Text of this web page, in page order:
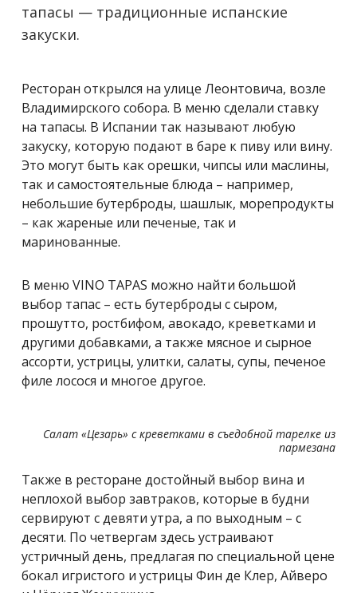
тапасы — традиционные испанские
закуски.
Ресторан открылся на улице Леонтовича, возле
Владимирского собора. В меню сделали ставку
на тапасы. В Испании так называют любую
закуску, которую подают в баре к пиву или вину.
Это могут быть как орешки, чипсы или маслины,
так и самостоятельные блюда – например,
небольшие бутерброды, шашлык, морепродукты
– как жареные или печеные, так и
маринованные.
В меню VINO TAPAS можно найти большой
выбор тапас – есть бутерброды с сыром,
прошутто, ростбифом, авокадо, креветками и
другими добавками, а также мясное и сырное
ассорти, устрицы, улитки, салаты, супы, печеное
филе лосося и многое другое.
Салат «Цезарь» с креветками в съедобной тарелке из
пармезана
Также в ресторане достойный выбор вина и
неплохой выбор завтраков, которые в будни
сервируют с девяти утра, а по выходным – с
десяти. По четвергам здесь устраивают
устричный день, предлагая по специальной цене
бокал игристого и устрицы Фин де Клер, Айверо